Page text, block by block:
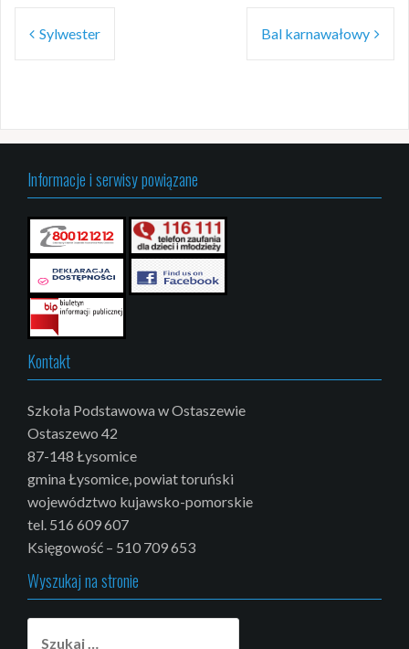
Nawigacja
wpisu
Sylwester Bal karnawałowy
Informacje i serwisy powiązane
Kontakt
Szkoła Podstawowa w Ostaszewie
Ostaszewo 42
87-148 Łysomice
gmina Łysomice, powiat toruński
województwo kujawsko-pomorskie
tel. 516 609 607
Księgowość – 510 709 653
Wyszukaj na stronie